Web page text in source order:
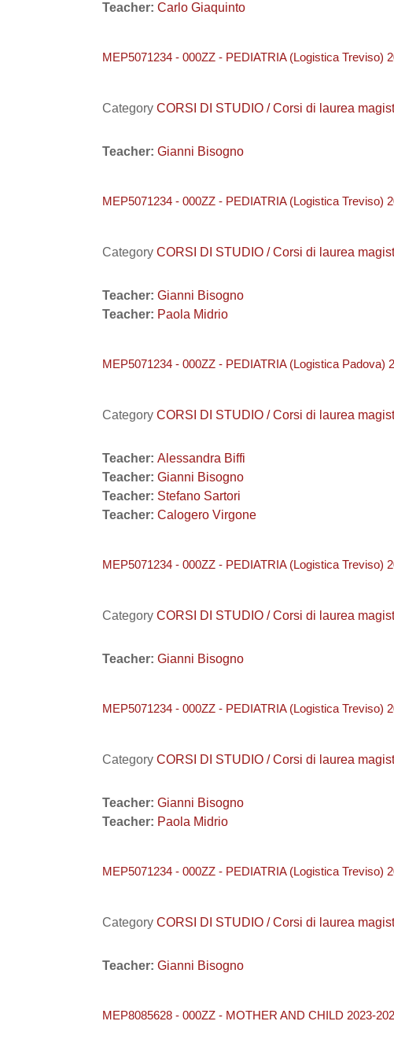
Teacher: Carlo Giaquinto
MEP5071234 - 000ZZ - PEDIATRIA (Logistica Treviso)
Category CORSI DI STUDIO / Corsi di laurea
Teacher: Gianni Bisogno
MEP5071234 - 000ZZ - PEDIATRIA (Logistica Treviso)
Category CORSI DI STUDIO / Corsi di laurea
Teacher: Gianni Bisogno
Teacher: Paola Midrio
MEP5071234 - 000ZZ - PEDIATRIA (Logistica Padova)
Category CORSI DI STUDIO / Corsi di laurea
Teacher: Alessandra Biffi
Teacher: Gianni Bisogno
Teacher: Stefano Sartori
Teacher: Calogero Virgone
MEP5071234 - 000ZZ - PEDIATRIA (Logistica Treviso)
Category CORSI DI STUDIO / Corsi di laurea
Teacher: Gianni Bisogno
MEP5071234 - 000ZZ - PEDIATRIA (Logistica Treviso)
Category CORSI DI STUDIO / Corsi di laurea
Teacher: Gianni Bisogno
Teacher: Paola Midrio
MEP5071234 - 000ZZ - PEDIATRIA (Logistica Treviso)
Category CORSI DI STUDIO / Corsi di laurea
Teacher: Gianni Bisogno
MEP8085628 - 000ZZ - MOTHER AND CHILD 2023-